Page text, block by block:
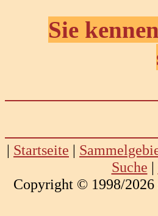
Sie
| Startseite |
Suche |
Copyright © 1998/2026